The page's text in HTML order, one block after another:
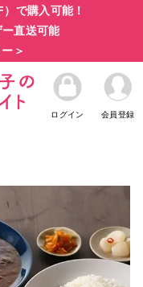
で購入可能！
直送可能
＞
ログイン 会員登録